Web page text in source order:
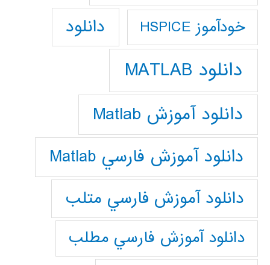
خودآموز HSPICE دانلود
دانلود MATLAB
دانلود آموزش Matlab
دانلود آموزش فارسي Matlab
دانلود آموزش فارسي متلب
دانلود آموزش فارسي مطلب